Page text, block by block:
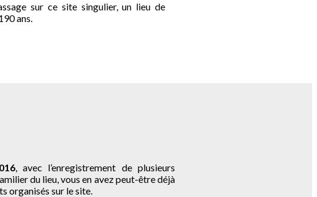
sur ce site singulier, un lieu de
ans.
, avec l’enregistrement de plusieurs
du lieu, vous en avez peut-être déjà
organisés sur le site.